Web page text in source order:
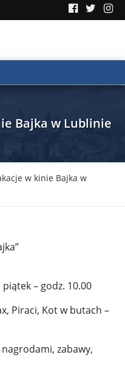
Bajka w Lublinie
w kinie Bajka w
– godz. 10.00
Piraci, Kot w butach –
zabawy,